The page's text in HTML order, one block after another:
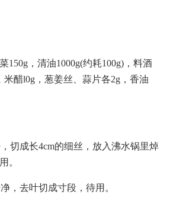
150g，清油1000g(约耗100g)，料酒
米醋l0g，葱姜丝、蒜片各2g，香油
切成长4cm的细丝，放入沸水锅里焯
。
，去叶切成寸段，待用。